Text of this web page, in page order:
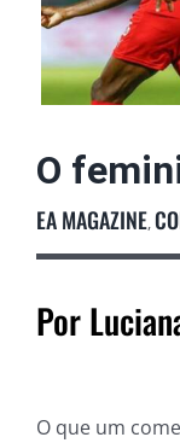
Podcast
O
EA MAGAZINE,
Por
O que um